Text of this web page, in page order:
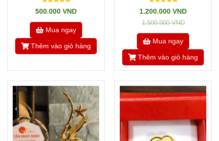
500.000 VND
Mua ngay
Thêm vào giỏ hàng
1.200.000 VND
1.500.000 VND
Mua ngay
Thêm vào giỏ hàng